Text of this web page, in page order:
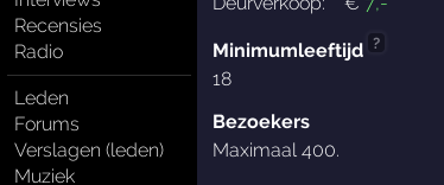
Recensies
Radio
Leden
Forums
Verslagen (leden)
Muziek
Minimumleeftijd ?
18
Bezoekers
Maximaal 400.